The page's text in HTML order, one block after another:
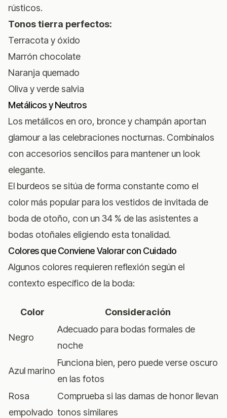
rústicos.
Tonos tierra perfectos:
Terracota y óxido
Marrón chocolate
Naranja quemado
Oliva y verde salvia
Metálicos y Neutros
Los metálicos en oro, bronce y champán aportan
glamour a las celebraciones nocturnas. Combínalos
con accesorios sencillos para mantener un look
elegante.
El burdeos se sitúa de forma constante como el
color más popular para los vestidos de invitada de
boda de otoño, con un 34 % de las asistentes a
bodas otoñales eligiendo esta tonalidad.
Colores que Conviene Valorar con Cuidado
Algunos colores requieren reflexión según el
contexto específico de la boda:
Color Consideración
Negro
Adecuado para bodas formales de
noche
Azul marino
Funciona bien, pero puede verse oscuro
en las fotos
Rosa
empolvado
Comprueba si las damas de honor llevan
tonos similares